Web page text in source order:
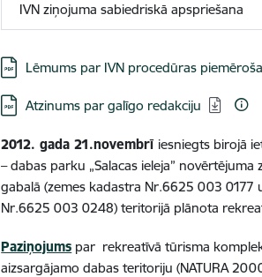
IVN ziņojuma sabiedriskā apspriešana
Lejupielādēt:
Lēmums par IVN procedūras
Lejupielādēt:
Atzinums par galīgo redakciju
2012. gada 21.novembrī iesniegts birojā
– dabas parku „Salacas ieleja”
gabalā (zemes kadastra Nr.6625 003 0177
Nr.6625 003 0248) teritorijā plānota
Paziņojums par rekreatīvā tūrisma
aizsargājamo dabas teritoriju (NATURA